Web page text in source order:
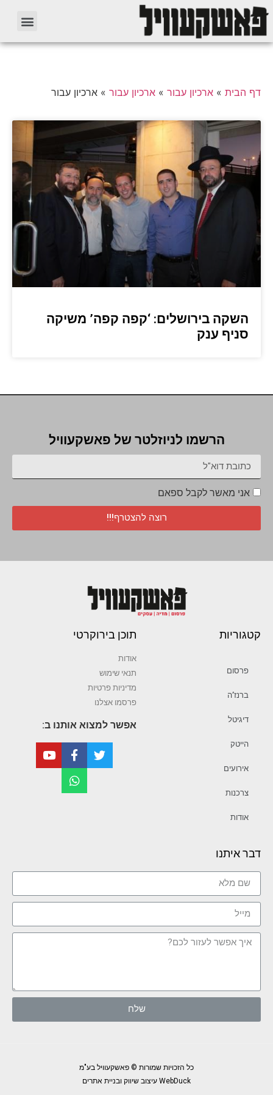
דף הבית » ארכיון עבור » ארכיון עבור » ארכיון עבור
השקה בירושלים: ‘קפה קפה’ משיקה
סניף ענק
הרשמו לניוזלטר של פאשקעוויל
אני מאשר לקבל ספאם
רוצה להצטרף!!!
קטגוריות
פרסום
ברנז’ה
דיגיטל
הייטק
אירועים
צרכנות
אודות
תוכן בירוקרטי
אודות
תנאי שימוש
מדיניות פרטיות
פרסמו אצלנו
אפשר למצוא אותנו ב:
דבר איתנו
שלח
כל הזכויות שמורות © פאשקעוויל בע"מ
WebDuck עיצוב שיווק ובניית אתרים